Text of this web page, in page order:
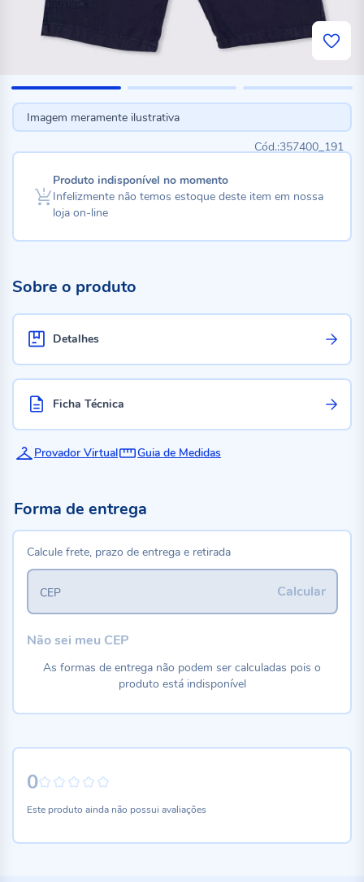
Imagem meramente ilustrativa
357400_191
Produto indisponível no momento
Infelizmente não temos estoque deste item em nossa
loja on-line
Sobre o produto
Detalhes
Ficha Técnica
Provador Virtual Guia de Medidas
0
Este produto ainda não possui avaliações
Forma de entrega
Calcule frete, prazo de entrega e retirada
Calcular
CEP
Não sei meu CEP
As formas de entrega não podem ser calculadas pois o
produto está indisponível